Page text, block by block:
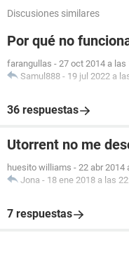
Discusiones similares
Por qué no
farangullas - 27 oct 2014 a las
Samul888 - 19 jul 2022 a
36 respuestas
Utorrent no me
huesito williams - 22 abr 2014
Jona - 18 ene 2018 a las
7 respuestas